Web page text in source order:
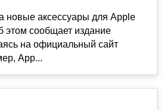
новые аксессуары для Apple
этом сообщает издание
на официальный сайт
App...